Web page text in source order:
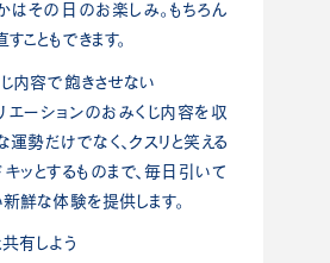
はその日のお楽しみ。もちろん
こともできます。
じ内容で飽きさせない
エーションのおみくじ内容を収
運勢だけでなく、クスリと笑える
ッとするものまで、毎日引いて
鮮な体験を提供します。
有しよう